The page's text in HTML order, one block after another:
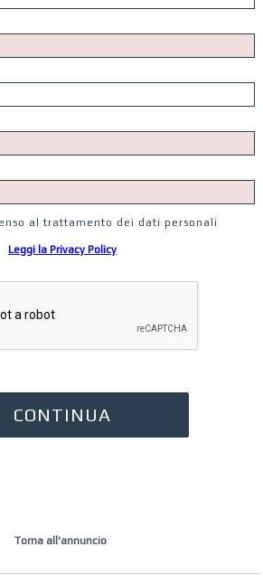
al trattamento dei dati personali
Leggi la Privacy Policy
Torna all'annuncio